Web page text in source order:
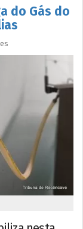
do Gás do